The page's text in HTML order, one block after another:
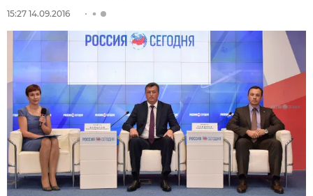
15:27 14.09.2016